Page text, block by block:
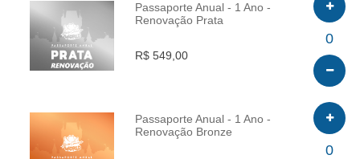
INFO
Passaporte Anual - 1 Ano -
Renovação Prata
R$ 549,00
0
INFO
Passaporte Anual - 1 Ano -
Renovação Bronze
0